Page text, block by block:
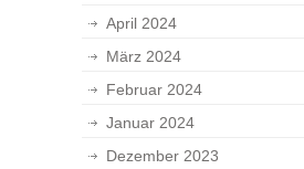
April 2024
März 2024
Februar 2024
Januar 2024
Dezember 2023